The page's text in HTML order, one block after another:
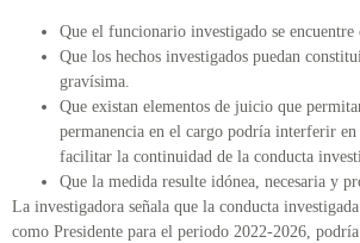
Que el funcionario investigado se encuentre
Que los hechos investigados puedan
gravísima.
Que existan elementos de juicio que
permanencia en el cargo podría interferir
facilitar la continuidad de la conducta
Que la medida resulte idónea, necesaria y
La investigadora señala que la conducta
como Presidente para el periodo 2022-2026,